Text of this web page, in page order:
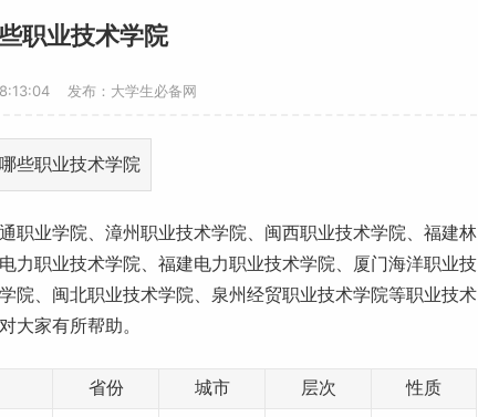
职业技术学院
发布：大学生必备网
职业学院、漳州职业技术学院、闽西职业技术学院、福建林
力职业技术学院、福建电力职业技术学院、厦门海洋职业技
院、闽北职业技术学院、泉州经贸职业技术学院等职业技术
大家有所帮助。
省份 城市 层次 性质